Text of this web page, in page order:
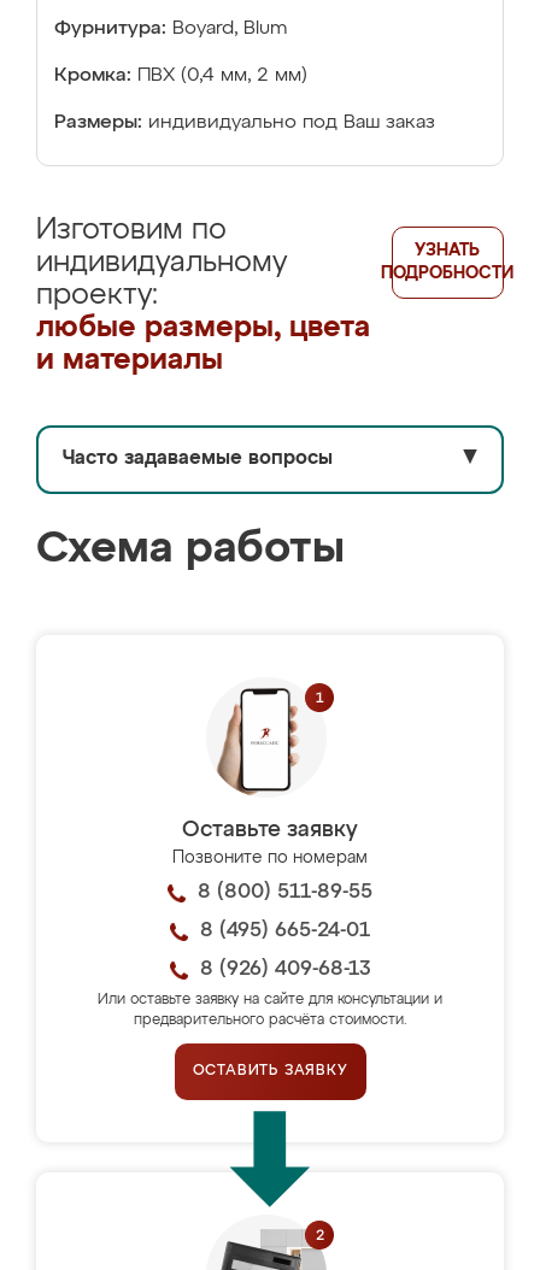
Фурнитура: Boyard, Blum
Кромка: ПВХ (0,4 мм, 2 мм)
Размеры: индивидуально под Ваш заказ
Изготовим по
индивидуальному
проекту:
любые размеры, цвета
и материалы
УЗНАТЬ
ПОДРОБНОСТИ
Часто задаваемые вопросы ▼
Схема работы
Оставьте заявку
Позвоните по номерам
8 (800) 511-89-55
8 (495) 665-24-01
8 (926) 409-68-13
Или оставьте заявку на сайте для консультации и
предварительного расчёта стоимости.
ОСТАВИТЬ ЗАЯВКУ